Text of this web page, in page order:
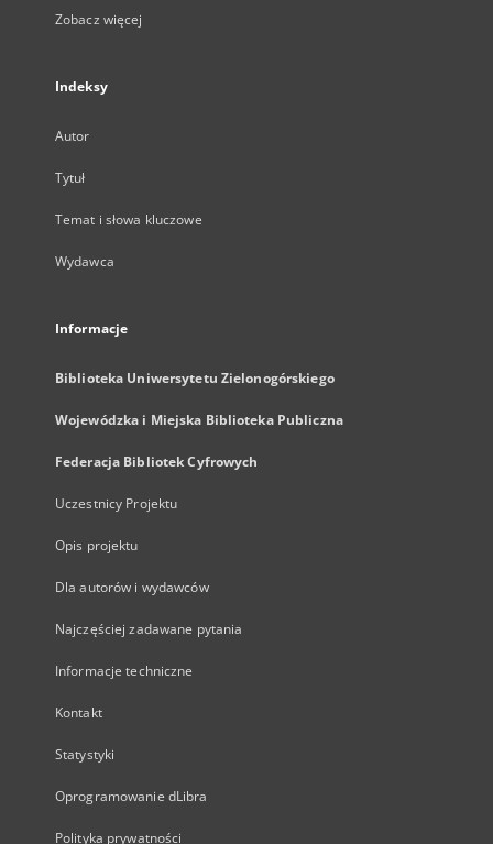
Zobacz więcej
Indeksy
Autor
Tytuł
Temat i słowa kluczowe
Wydawca
Informacje
Biblioteka Uniwersytetu Zielonogórskiego
Wojewódzka i Miejska Biblioteka Publiczna
Federacja Bibliotek Cyfrowych
Uczestnicy Projektu
Opis projektu
Dla autorów i wydawców
Najczęściej zadawane pytania
Informacje techniczne
Kontakt
Statystyki
Oprogramowanie dLibra
Polityka prywatności